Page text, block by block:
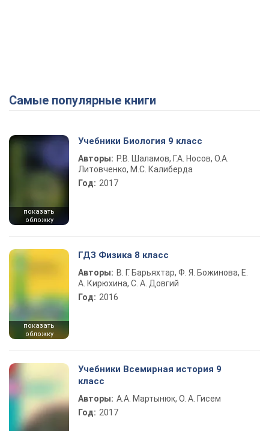
Самые популярные книги
показать
обложку
Учебники Биология 9 класс
Авторы: Р.В. Шаламов, Г.А. Носов, О.А.
Литовченко, М.С. Калиберда
Год: 2017
показать
обложку
ГДЗ Физика 8 класс
Авторы: В. Г. Барьяхтар, Ф. Я. Божинова, Е.
А. Кирюхина, С. А. Довгий
Год: 2016
Учебники Всемирная история 9
класс
Авторы: А.А. Мартынюк, О. А. Гисем
Год: 2017